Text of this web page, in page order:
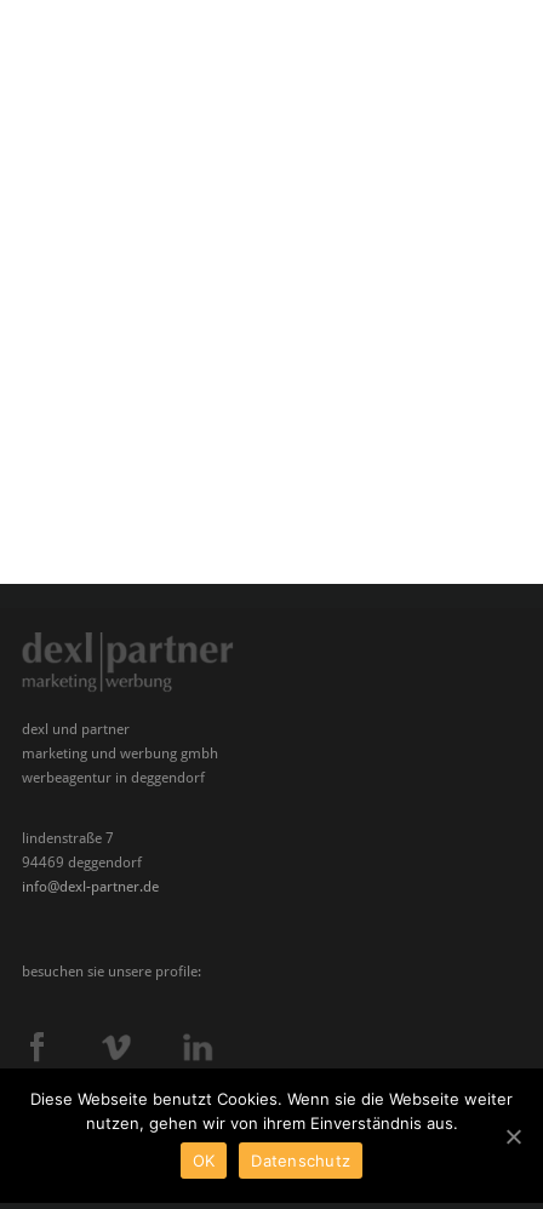
dexl und partner
marketing und werbung gmbh
werbeagentur in deggendorf
lindenstraße 7
94469 deggendorf
info@dexl-partner.de
besuchen sie unsere profile:
© dexl und partner | 2015
impressum
Diese Webseite benutzt Cookies. Wenn sie die Webseite weiter
nutzen, gehen wir von ihrem Einverständnis aus.
OK
Datenschutz